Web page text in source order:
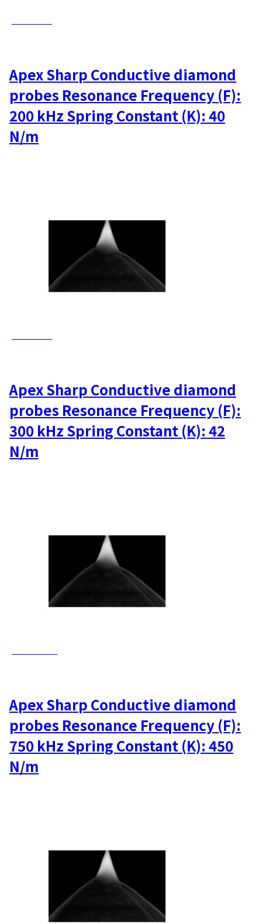
Apex Sharp Conductive diamond
probes Resonance Frequency (F):
200 kHz Spring Constant (K): 40
N/m
Apex Sharp Conductive diamond
probes Resonance Frequency (F):
300 kHz Spring Constant (K): 42
N/m
Apex Sharp Conductive diamond
probes Resonance Frequency (F):
750 kHz Spring Constant (K): 450
N/m